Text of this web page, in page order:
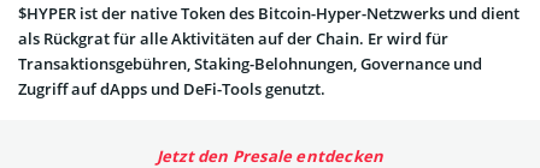
$HYPER ist der native Token des Bitcoin-Hyper-Netzwerks und dient
als Rückgrat für alle Aktivitäten auf der Chain. Er wird für
Transaktionsgebühren, Staking-Belohnungen, Governance und
Zugriff auf dApps und DeFi-Tools genutzt.
Jetzt den Presale entdecken